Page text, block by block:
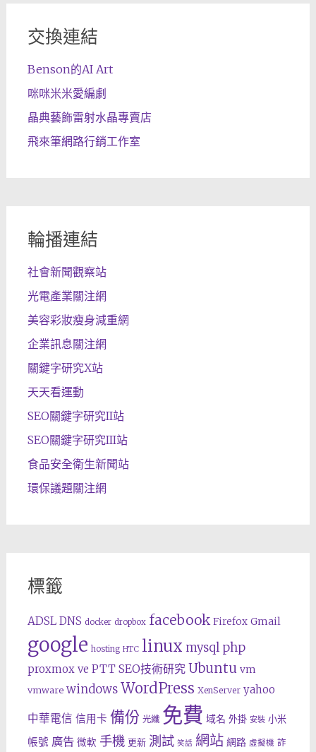
交換連結
Benson的AI Art
咪咪米米愛編劇
晶典藝飾雷射水晶專賣店
飛來筆網路行銷工作室
輪播連結
社會新聞觀察站
光電產業關注網
美容彩妝瘦身減重網
企業訊息關注網
關鍵字研究X站
天天看運動
SEO關鍵字研究II站
SEO關鍵字研究III站
食品安全衛生新聞站
環保議題關注網
標籤
ADSL DNS docker dropbox facebook Firefox Gmail
google hosting HTC linux mysql php
proxmox ve PTT SEO技術研究 Ubuntu vm
vmware windows WordPress XenServer yahoo
中華電信 信用卡 備份 光纖 免費 域名 外掛 安裝 小米
帳號 廣告 微軟 手機 更新 測試 笑話 網站 網路 虛擬機 詐